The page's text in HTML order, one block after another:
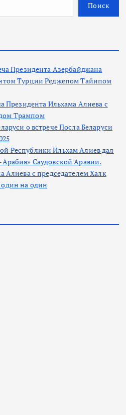
Поиск
Президента Азербайджана
Турции Реджепом Тайипом
Президента Ильхама Алиева с
Трампом
о встрече Посла Беларуси
Республики Ильхам Алиев дал
Саудовской Аравии.
Алиева с председателем Халк
на один